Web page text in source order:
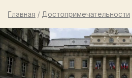
Главная / Достопримечательности